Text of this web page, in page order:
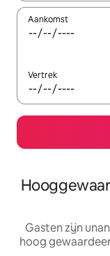
Aankomst
Vertrek
Gasten zijn
hoog